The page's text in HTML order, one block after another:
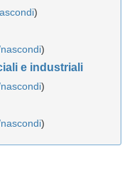
)
)
e industriali
)
)